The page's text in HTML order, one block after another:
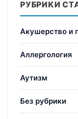
РУБРИКИ
Акушерство и
Аллергология
Аутизм
Без рубрики